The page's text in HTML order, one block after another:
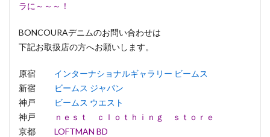
ラに～～～！
BONCOURAデニムのお問い合わせは
下記お取扱店の方へお願いします。
原宿 インターナショナルギャラリー ビームス
新宿
ビームス ジャパン
神戸
ビームス ウエスト
神戸
ｎｅｓｔ ｃｌｏｔｈｉｎｇ ｓｔｏｒｅ
京都 LOFTMAN BD